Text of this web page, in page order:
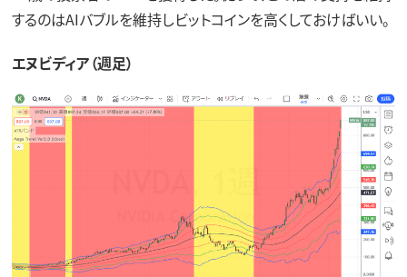
するのはAIバブルを維持しビットコインを高くしておけばいい。
エヌビディア（週足）